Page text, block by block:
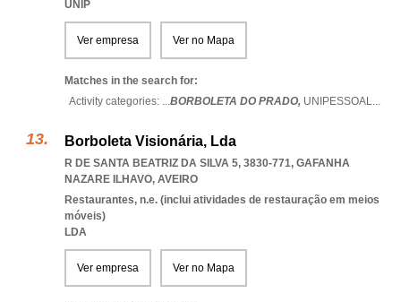
UNIP
Ver empresa Ver no Mapa
Matches in the search for:
Activity categories: ...BORBOLETA DO PRADO, UNIPESSOAL...
Borboleta Visionária, Lda
R DE SANTA BEATRIZ DA SILVA 5, 3830-771, GAFANHA
NAZARE ILHAVO, AVEIRO
Restaurantes, n.e. (inclui atividades de restauração em meios
móveis)
LDA
Ver empresa Ver no Mapa